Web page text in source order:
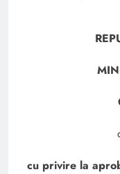
cu privire la